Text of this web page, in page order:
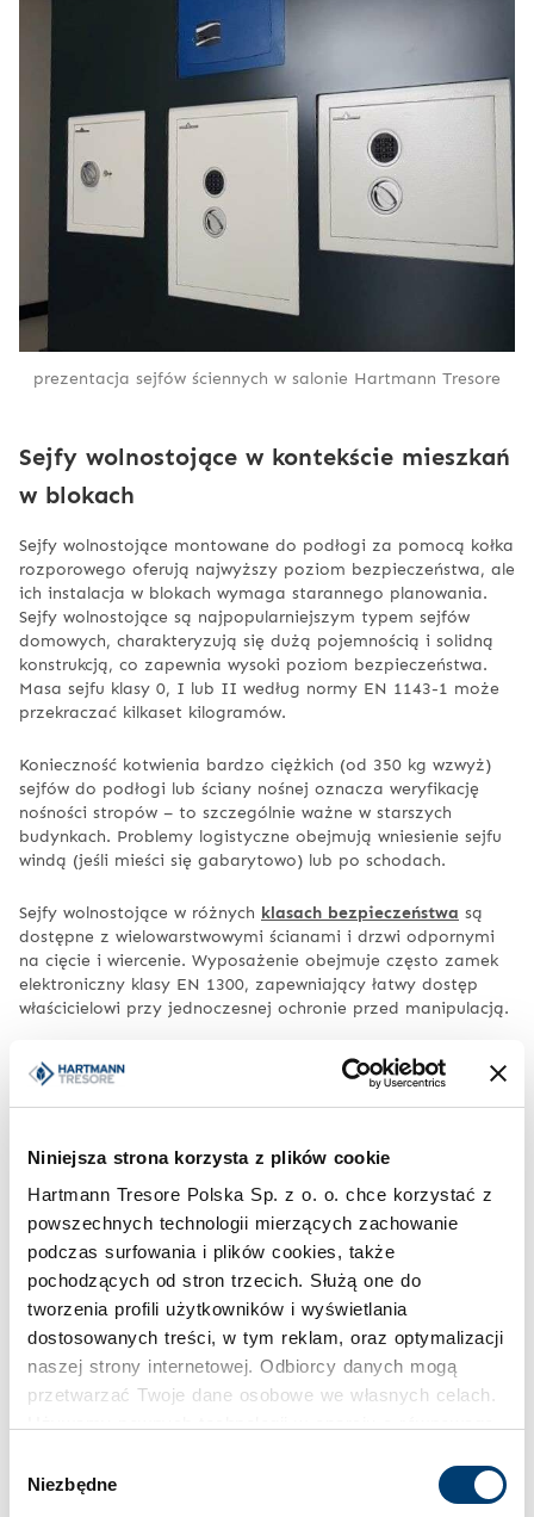
Niniejsza strona korzysta z plików cookie
Hartmann Tresore Polska Sp. z o. o. chce korzystać z
powszechnych technologii mierzących zachowanie
podczas surfowania i plików cookies, także
pochodzących od stron trzecich. Służą one do
tworzenia profili użytkowników i wyświetlania
dostosowanych treści, w tym reklam, oraz optymalizacji
naszej strony internetowej. Odbiorcy danych mogą
przetwarzać Twoje dane osobowe we własnych celach.
zgody
Niezbędne
prezentacja sejfów ściennych w salonie Hartmann Tresore
Sejfy wolnostojące w kontekście mieszkań
w blokach
Sejfy wolnostojące montowane do podłogi za pomocą kołka
rozporowego oferują najwyższy poziom bezpieczeństwa, ale
ich instalacja w blokach wymaga starannego planowania.
Sejfy wolnostojące są najpopularniejszym typem sejfów
domowych, charakteryzują się dużą pojemnością i solidną
konstrukcją, co zapewnia wysoki poziom bezpieczeństwa.
Masa sejfu klasy 0, I lub II według normy EN 1143-1 może
przekraczać kilkaset kilogramów.
Konieczność kotwienia bardzo ciężkich (od 350 kg wzwyż)
sejfów do podłogi lub ściany nośnej oznacza weryfikację
nośności stropów – to szczególnie ważne w starszych
budynkach. Problemy logistyczne obejmują wniesienie sejfu
windą (jeśli mieści się gabarytowo) lub po schodach.
Sejfy wolnostojące w różnych klasach bezpieczeństwa są
dostępne z wielowarstwowymi ścianami i drzwi odpornymi
na cięcie i wiercenie. Wyposażenie obejmuje często zamek
elektroniczny klasy EN 1300, zapewniający łatwy dostęp
właścicielowi przy jednoczesnej ochronie przed manipulacją.
Sejfy podłogowe jako alternatywa dla
Sejfy podłogowe są instalowane w podłodze i przykrywane
wykładziną, dywanem lub innym materiałem, co sprawia, że
są praktycznie niewidoczne. Dodatkowo, niektóre sejfy
wolnostojące i podłogowe są odporne na zalanie dzięki
specjalnym uszczelkom.
Praktyczne aspekty montażu każdego z tych typów sejfów
wymagają osobnego omówienia.
Montaż i instalacja sejfu w
rozwiązania